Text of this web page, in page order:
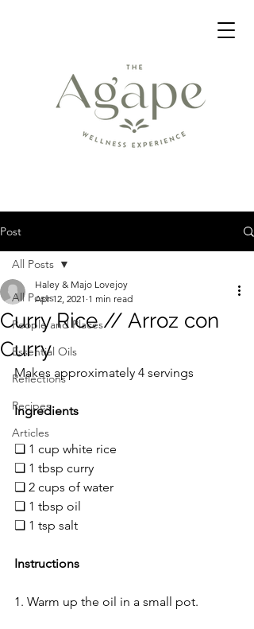
Post
All Posts
People and Places
Essential Oils
Reflections
Recipes
Articles
All Posts
Curry Rice // Arroz con
Curry
Haley & Majo Lovejoy
Apr 12, 2021 1 min read
Makes approximately 4 servings
Ingredients
❏ 1 cup white rice
❏ 1 tbsp curry
❏ 2 cups of water
❏ 1 tbsp oil
❏ 1 tsp salt
Instructions
1. Warm up the oil in a small pot.